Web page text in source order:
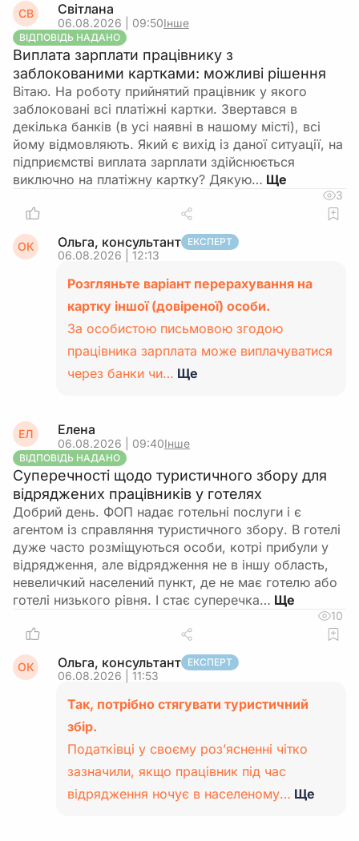
СВ Світлана
06.08.2026 | 09:50Інше
ВІДПОВІДЬ НАДАНО
Виплата зарплати працівнику з
заблокованими картками: можливі рішення
Вітаю. На роботу прийнятий працівник у якого
заблоковані всі платіжні картки. Звертався в
декілька банків (в усі наявні в нашому місті), всі
йому відмовляють. Який є вихід із даної ситуації, на
підприємстві виплата зарплати здійснюється
виключно на платіжну картку? Дякую…
3
ОК Ольга, консультант ЕКСПЕРТ
06.08.2026 | 12:13
Розгляньте варіант перерахування на
картку іншої (довіреної) особи.
За особистою письмовою згодою
працівника зарплата може виплачуватися
через банки чи… Ще
ЕЛ Елена
06.08.2026 | 09:40Інше
ВІДПОВІДЬ НАДАНО
Суперечності щодо туристичного збору для
відряджених працівників у готелях
Добрий день. ФОП надає готельні послуги і є
агентом із справляння туристичного збору. В готелі
дуже часто розміщуються особи, котрі прибули у
відрядження, але відрядження не в іншу область,
невеличкий населений пункт, де не має готелю або
готелі низького рівня. І стає суперечка…
10
ОК Ольга, консультант ЕКСПЕРТ
06.08.2026 | 11:53
Так, потрібно стягувати туристичний
збір.
Податківці у своєму роз’ясненні чітко
зазначили, якщо працівник під час
відрядження ночує в населеному… Ще